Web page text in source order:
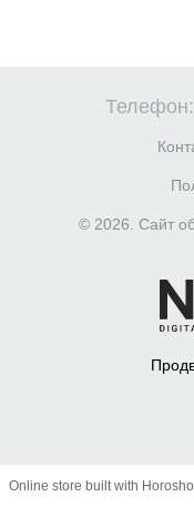
© 2026. Сайт
Online store built with